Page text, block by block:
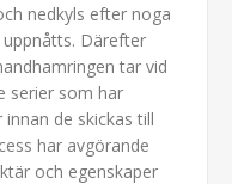
nedkyls efter noga
Därefter
tar vid
serier som har
de skickas till
har avgörande
och egenskaper